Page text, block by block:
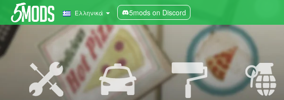
Ελληνικά 5mods on Discord